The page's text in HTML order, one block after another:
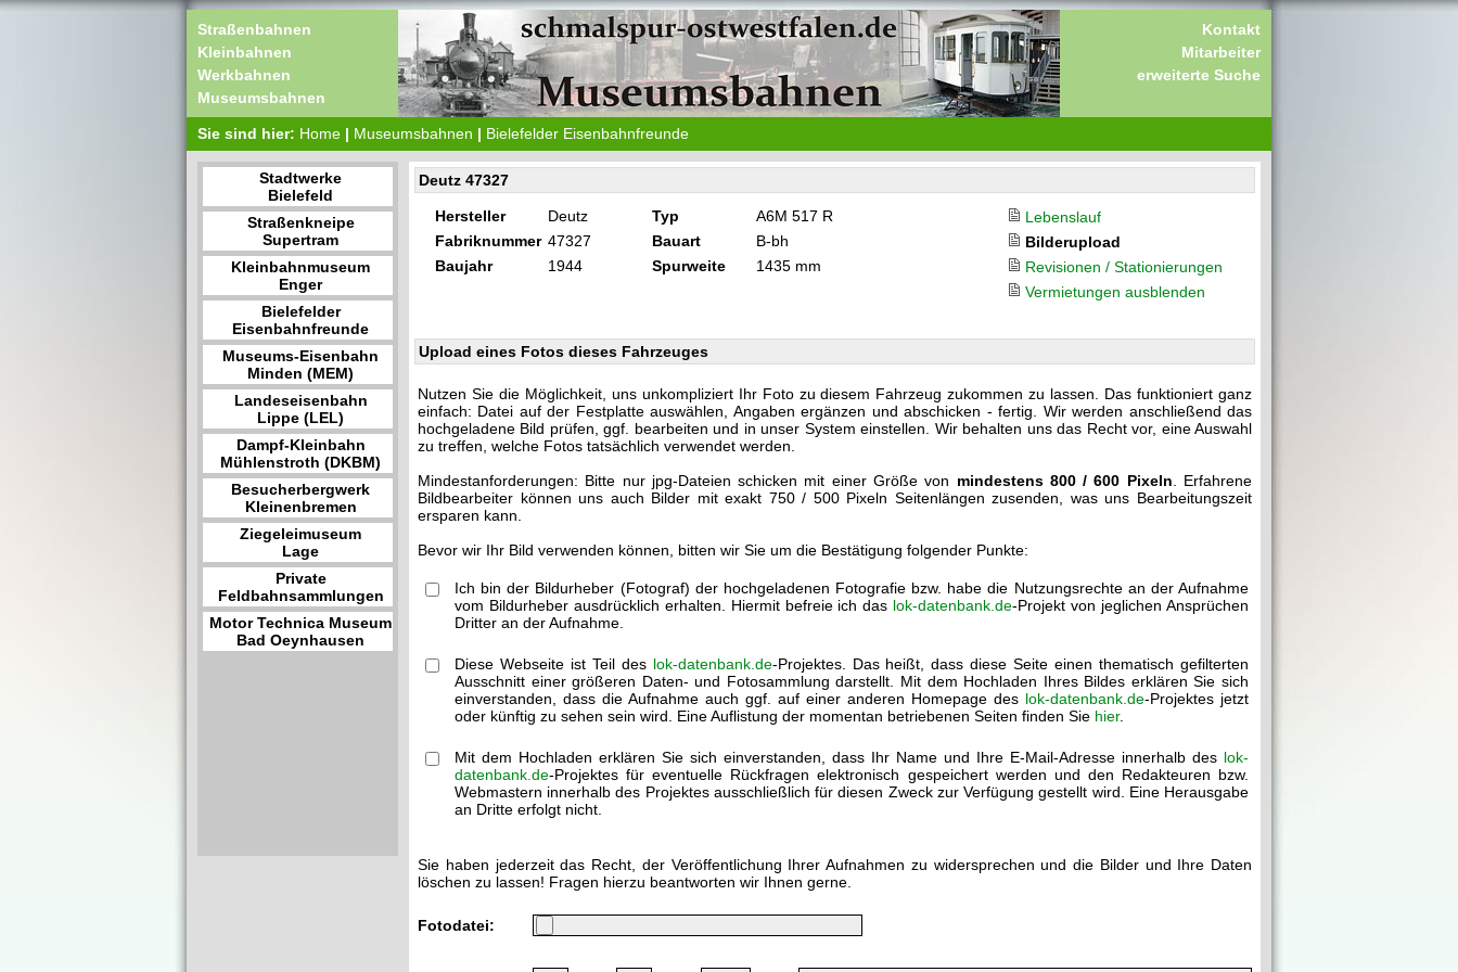
Straßenbahnen
Kleinbahnen
Werkbahnen
Museumsbahnen
Kontakt
Mitarbeiter
erweiterte Suche
Sie sind hier: Home | Museumsbahnen | Bielefelder Eisenbahnfreunde
Stadtwerke
Bielefeld
Straßenkneipe
Supertram
Kleinbahnmuseum
Enger
Bielefelder
Eisenbahnfreunde
Museums-Eisenbahn
Minden (MEM)
Landeseisenbahn
Lippe (LEL)
Dampf-Kleinbahn
Mühlenstroth (DKBM)
Besucherbergwerk
Kleinenbremen
Ziegeleimuseum
Lage
Private
Feldbahnsammlungen
Motor Technica Museum
Bad Oeynhausen
Deutz 47327
Hersteller Deutz Typ A6M 517 R
Lebenslauf
Fabriknummer 47327 Bauart B-bh
Bilderupload
Baujahr
1944 Spurweite 1435 mm
Revisionen / Stationierungen
Vermietungen ausblenden
Upload eines Fotos dieses Fahrzeuges
Nutzen Sie die Möglichkeit, uns unkompliziert Ihr Foto zu diesem Fahrzeug zukommen zu lassen. Das funktioniert ganz
einfach: Datei auf der Festplatte auswählen, Angaben ergänzen und abschicken - fertig. Wir werden anschließend das
hochgeladene Bild prüfen, ggf. bearbeiten und in unser System einstellen. Wir behalten uns das Recht vor, eine Auswahl
zu treffen, welche Fotos tatsächlich verwendet werden.
Mindestanforderungen: Bitte nur jpg-Dateien schicken mit einer Größe von mindestens 800 / 600 Pixeln . Erfahrene
Bildbearbeiter können uns auch Bilder mit exakt 750 / 500 Pixeln Seitenlängen zusenden, was uns Bearbeitungszeit
ersparen kann.
Bevor wir Ihr Bild verwenden können, bitten wir Sie um die Bestätigung folgender Punkte:
Ich bin der Bildurheber (Fotograf) der hochgeladenen Fotografie bzw. habe die Nutzungsrechte an der Aufnahme
vom Bildurheber ausdrücklich erhalten. Hiermit befreie ich das lok-datenbank.de-Projekt von jeglichen Ansprüchen
Dritter an der Aufnahme.
Diese Webseite ist Teil des lok-datenbank.de-Projektes. Das heißt, dass diese Seite einen thematisch gefilterten
Ausschnitt einer größeren Daten- und Fotosammlung darstellt. Mit dem Hochladen Ihres Bildes erklären Sie sich
einverstanden, dass die Aufnahme auch ggf. auf einer anderen Homepage des lok-datenbank.de-Projektes jetzt
oder künftig zu sehen sein wird. Eine Auflistung der momentan betriebenen Seiten finden Sie hier.
Mit dem Hochladen erklären Sie sich einverstanden, dass Ihr Name und Ihre E-Mail-Adresse innerhalb des lok-
datenbank.de-Projektes für eventuelle Rückfragen elektronisch gespeichert werden und den Redakteuren bzw.
Webmastern innerhalb des Projektes ausschließlich für diesen Zweck zur Verfügung gestellt wird. Eine Herausgabe
an Dritte erfolgt nicht.
Sie haben jederzeit das Recht, der Veröffentlichung Ihrer Aufnahmen zu widersprechen und die Bilder und Ihre Daten
löschen zu lassen! Fragen hierzu beantworten wir Ihnen gerne.
Fotodatei: